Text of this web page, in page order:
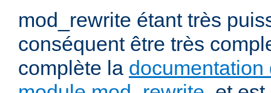
mod_rewrite étant très
conséquent être très
complète la documentation